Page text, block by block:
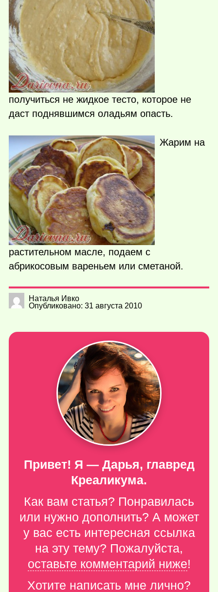
получиться не жидкое тесто, которое не
даст поднявшимся оладьям опасть.
Жарим на
растительном масле, подаем с
абрикосовым вареньем или сметаной.
Наталья Ивко
Опубликовано: 31 августа 2010
Привет! Я — Дарья, главред
Креаликума.
Как вам статья? Понравилась
или нужно дополнить? А может
у вас есть интересная ссылка
на эту тему? Пожалуйста,
оставьте комментарий ниже!
Хотите написать мне лично?